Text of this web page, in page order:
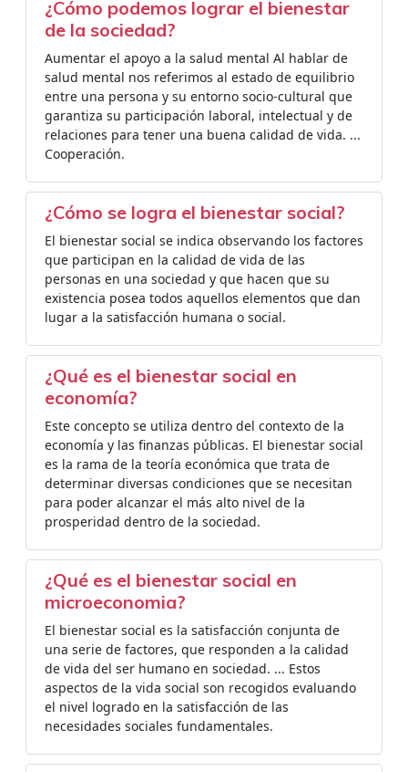
¿Cómo podemos lograr el bienestar
de la sociedad?
Aumentar el apoyo a la salud mental Al hablar de
salud mental nos referimos al estado de equilibrio
entre una persona y su entorno socio-cultural que
garantiza su participación laboral, intelectual y de
relaciones para tener una buena calidad de vida. ...
Cooperación.
¿Cómo se logra el bienestar social?
El bienestar social se indica observando los factores
que participan en la calidad de vida de las
personas en una sociedad y que hacen que su
existencia posea todos aquellos elementos que dan
lugar a la satisfacción humana o social.
¿Qué es el bienestar social en
economía?
Este concepto se utiliza dentro del contexto de la
economía y las finanzas públicas. El bienestar social
es la rama de la teoría económica que trata de
determinar diversas condiciones que se necesitan
para poder alcanzar el más alto nivel de la
prosperidad dentro de la sociedad.
¿Qué es el bienestar social en
microeconomia?
El bienestar social es la satisfacción conjunta de
una serie de factores, que responden a la calidad
de vida del ser humano en sociedad. ... Estos
aspectos de la vida social son recogidos evaluando
el nivel logrado en la satisfacción de las
necesidades sociales fundamentales.